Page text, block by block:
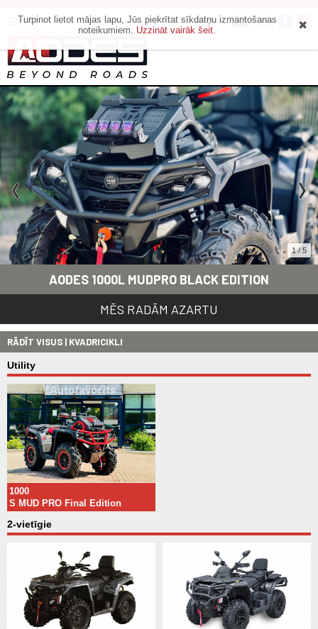
Motoveikals
1 / 5
AODES 1000L MUDPRO BLACK EDITION
MĒS RADĀM AZARTU
RĀDĪT VISUS | KVADRICIKLI
Utility
1000
S MUD PRO Final Edition
2-vietīgie
Turpinot lietot mājas lapu, Jūs piekrītat sīkdatņu izmantošanas
noteikumiem. Uzzināt vairāk šeit.